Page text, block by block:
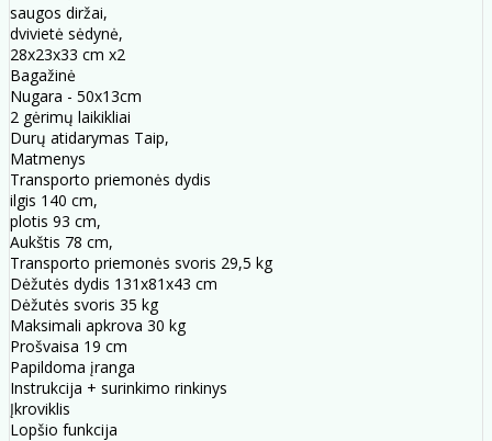
saugos diržai,
dvivietė sėdynė,
28x23x33 cm x2
Bagažinė
Nugara - 50x13cm
2 gėrimų laikikliai
Durų atidarymas Taip,
Matmenys
Transporto priemonės dydis
ilgis 140 cm,
plotis 93 cm,
Aukštis 78 cm,
Transporto priemonės svoris 29,5 kg
Dėžutės dydis 131x81x43 cm
Dėžutės svoris 35 kg
Maksimali apkrova 30 kg
Prošvaisa 19 cm
Papildoma įranga
Instrukcija + surinkimo rinkinys
Įkroviklis
Lopšio funkcija